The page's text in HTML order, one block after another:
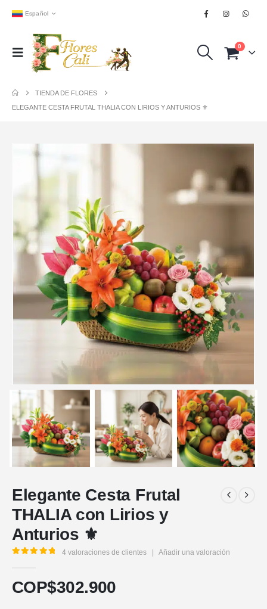
Español
0
TIENDA DE FLORES
ELEGANTE CESTA FRUTAL THALIA CON LIRIOS Y ANTURIOS ⚜️
Elegante Cesta Frutal
THALIA con Lirios y
Anturios ⚜️
4 valoraciones de clientes Añadir una valoración
COP$302.900